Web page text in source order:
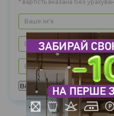
Куртка зі штучним
хутром
шт
* вартість вказана без
Відправити